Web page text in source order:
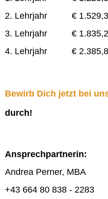
2. Lehrjahr €
3. Lehrjahr €
4. Lehrjahr €
Bewirb Dich jetzt bei
durch!
Ansprechpartnerin:
Andrea Perner, MBA
+43 664 80 838 - 2283